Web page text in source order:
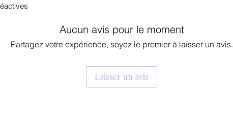
Aucun avis pour le moment
Partagez votre expérience, soyez le premier à laisser un avis.
Laisser un avis